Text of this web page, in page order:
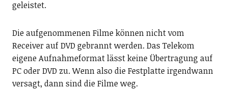
geleistet.
Die aufgenommenen Filme können nicht vom
Receiver auf DVD gebrannt werden. Das Telekom
eigene Aufnahmeformat lässt keine Übertragung auf
PC oder DVD zu. Wenn also die Festplatte irgendwann
versagt, dann sind die Filme weg.